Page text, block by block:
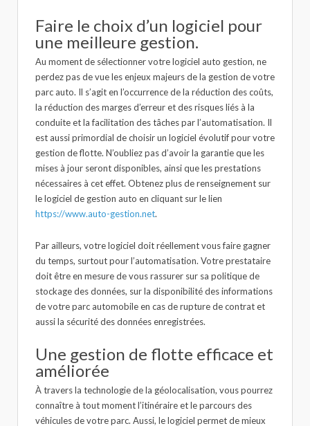
Faire le choix d’un logiciel pour
une meilleure gestion.
Au moment de sélectionner votre logiciel auto gestion, ne
perdez pas de vue les enjeux majeurs de la gestion de votre
parc auto. Il s’agit en l’occurrence de la réduction des coûts,
la réduction des marges d’erreur et des risques liés à la
conduite et la facilitation des tâches par l’automatisation. Il
est aussi primordial de choisir un logiciel évolutif pour votre
gestion de flotte. N’oubliez pas d’avoir la garantie que les
mises à jour seront disponibles, ainsi que les prestations
nécessaires à cet effet. Obtenez plus de renseignement sur
le logiciel de gestion auto en cliquant sur le lien
https://www.auto-gestion.net.
Par ailleurs, votre logiciel doit réellement vous faire gagner
du temps, surtout pour l’automatisation. Votre prestataire
doit être en mesure de vous rassurer sur sa politique de
stockage des données, sur la disponibilité des informations
de votre parc automobile en cas de rupture de contrat et
aussi la sécurité des données enregistrées.
Une gestion de flotte efficace et
améliorée
À travers la technologie de la géolocalisation, vous pourrez
connaître à tout moment l’itinéraire et le parcours des
véhicules de votre parc. Aussi, le logiciel permet de mieux